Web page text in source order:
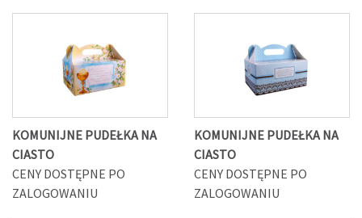
KOMUNIJNE PUDEŁKA NA
CIASTO
CENY DOSTĘPNE PO
ZALOGOWANIU
KOMUNIJNE PUDEŁKA NA
CIASTO
CENY DOSTĘPNE PO
ZALOGOWANIU